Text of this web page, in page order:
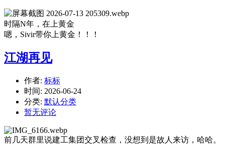
时隔N年，在上黄金
嗯，Sivir带你上黄金！！！
江湖再见
作者: 标标
时间: 2026-06-24
分类: 默认分类
暂无评论
前几天群里说建工集团交叉检查，没想到是故人来访，哈哈。